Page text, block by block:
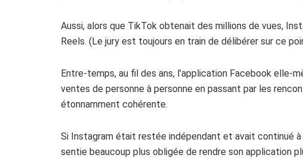
Aussi, alors que TikTok obtenait des millions de vues,
Reels. (Le jury est toujours en train de délibérer sur ce
Entre-temps, au fil des ans, l’application Facebook elle-
ventes de personne à personne en passant par les
étonnamment cohérente.
Si Instagram était restée indépendant et avait continué
sentie beaucoup plus obligée de rendre son application